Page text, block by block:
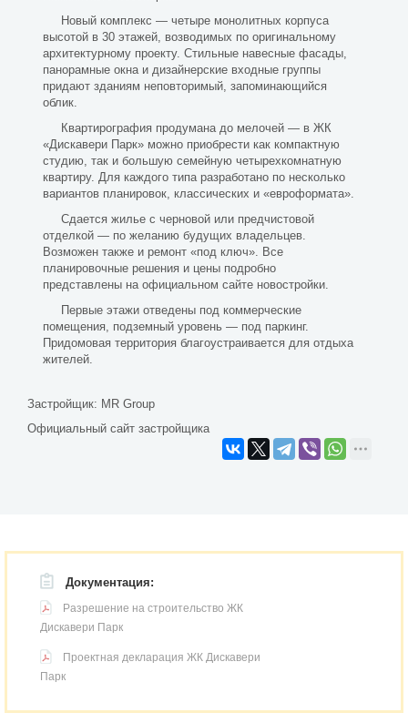
Новый комплекс — четыре монолитных корпуса
высотой в 30 этажей, возводимых по оригинальному
архитектурному проекту. Стильные навесные фасады,
панорамные окна и дизайнерские входные группы
придают зданиям неповторимый, запоминающийся
облик.
Квартирография продумана до мелочей — в ЖК
«Дискавери Парк» можно приобрести как компактную
студию, так и большую семейную четырехкомнатную
квартиру. Для каждого типа разработано по несколько
вариантов планировок, классических и «евроформата».
Сдается жилье с черновой или предчистовой
отделкой — по желанию будущих владельцев.
Возможен также и ремонт «под ключ». Все
планировочные решения и цены подробно
представлены на официальном сайте новостройки.
Первые этажи отведены под коммерческие
помещения, подземный уровень — под паркинг.
Придомовая территория благоустраивается для отдыха
жителей.
Застройщик: MR Group
Официальный сайт застройщика
Документация:
Разрешение на строительство ЖК
Дискавери Парк
Проектная декларация ЖК Дискавери
Парк